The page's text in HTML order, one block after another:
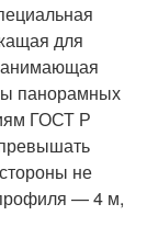
для
панорамных
ГОСТ Р
не
— 4 м,